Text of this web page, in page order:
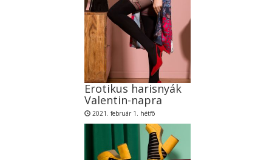
Erotikus harisnyák
Valentin-napra
2021. február 1. hétfõ